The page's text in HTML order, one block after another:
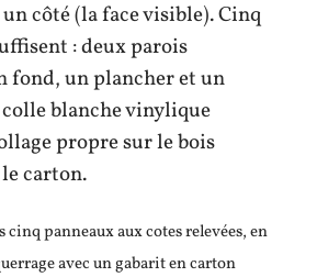
côté (la face visible). Cinq
: deux parois
fond, un plancher et un
blanche vinylique
propre sur le bois
carton.
cinq panneaux aux cotes relevées, en
avec un gabarit en carton